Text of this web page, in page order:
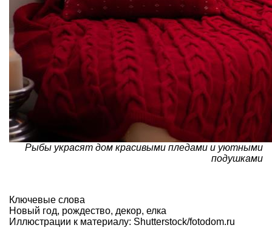
Рыбы украсят дом красивыми пледами и уютными
подушками
Ключевые слова
Новый год, рождество, декор, елка
Иллюстрации к материалу: Shutterstock/fotodom.ru